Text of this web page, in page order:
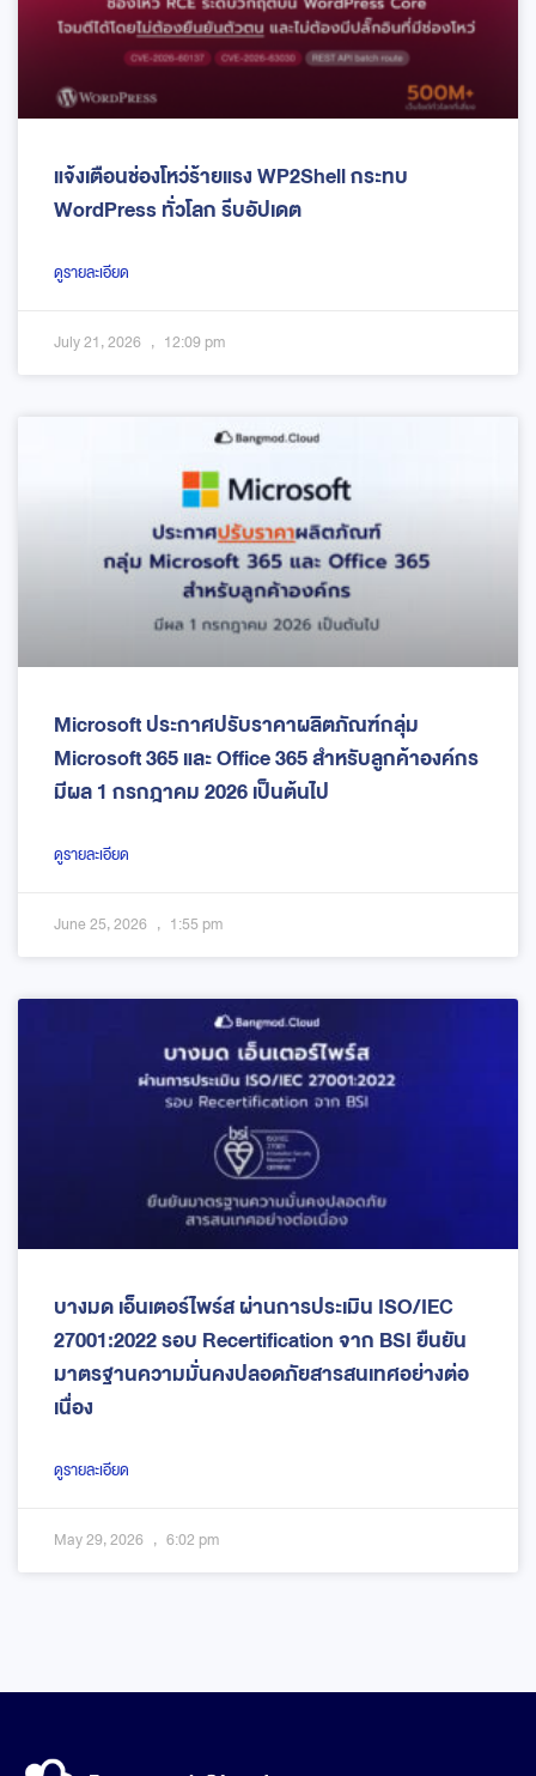
แจ้งเตือนช่องโหว่ร้ายแรง WP2Shell กระทบ
WordPress ทั่วโลก รีบอัปเดต
ดูรายละเอียด
July 21, 2026 12:09 pm
Microsoft ประกาศปรับราคาผลิตภัณฑ์กลุ่ม
Microsoft 365 และ Office 365 สำหรับลูกค้าองค์กร
มีผล 1 กรกฎาคม 2026 เป็นต้นไป
ดูรายละเอียด
June 25, 2026 1:55 pm
บางมด เอ็นเตอร์ไพร์ส ผ่านการประเมิน ISO/IEC
27001:2022 รอบ Recertification จาก BSI ยืนยัน
มาตรฐานความมั่นคงปลอดภัยสารสนเทศอย่างต่อ
เนื่อง
ดูรายละเอียด
May 29, 2026 6:02 pm